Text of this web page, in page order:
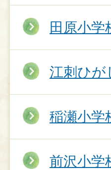
田原小学
江刺ひが
稲瀬小学
前沢小学